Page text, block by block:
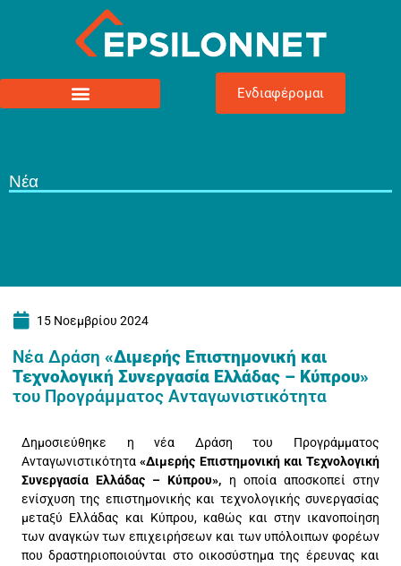
Ενδιαφέρομαι
Νέα
15 Νοεμβρίου 2024
Νέα Δράση «Διμερής Επιστημονική και
Τεχνολογική Συνεργασία Ελλάδας – Κύπρου»
του Προγράμματος Ανταγωνιστικότητα
Δημοσιεύθηκε η νέα Δράση του Προγράμματος
Ανταγωνιστικότητα«Διμερής Επιστημονική και Τεχνολογική
Συνεργασία Ελλάδας – Κύπρου», η οποία αποσκοπεί στην
ενίσχυση της επιστημονικής και τεχνολογικής συνεργασίας
μεταξύ Ελλάδας και Κύπρου, καθώς και στην ικανοποίηση
των αναγκών των επιχειρήσεων και των υπόλοιπων φορέων
που δραστηριοποιούνται στο οικοσύστημα της έρευνας και